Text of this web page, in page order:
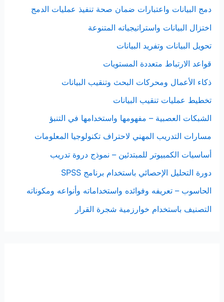
دمج البيانات واعتبارات ضمان صحة تنفيذ عمليات الدمج
اختزال البيانات واستراتيجياته المتنوعة
تحويل البيانات وتفريد البيانات
قواعد الارتباط متعددة المستويات
ذكاء الأعمال ومحركات البحث وتنقيب البيانات
تخطيط عمليات تنقيب البيانات
الشبكات العصبية – مفهومها واستخدامها في التنبؤ
مسارات التدريب المهني لاحتراف تكنولوجيا المعلومات
أساسيات الكمبيوتر للمبتدئين – نموذج دروة تدريب
دورة التحليل الإحصائي باستخدام برنامج SPSS
الحاسوب – تعريفه وفوائده واستخداماته وأنواعه ومكوناته
التصنيف باستخدام خوارزمية شجرة القرار